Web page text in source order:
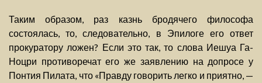
Таким образом, раз казнь бродячего философа
состоялась, то, следовательно, в Эпилоге его ответ
прокуратору ложен? Если это так, то слова Иешуа Га-
Ноцри противоречат его же заявлению на допросе у
Понтия Пилата, что «Правду говорить легко и приятно, —